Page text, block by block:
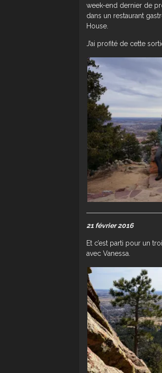
week-end dernier de
dans un restaurant
House.
J’ai profité de cette
21 février 2016
Et c’est parti pour un
avec Vanessa.